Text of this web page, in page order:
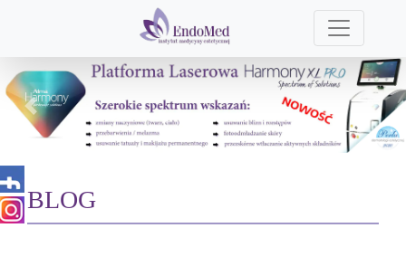
Previous Next
BLOG